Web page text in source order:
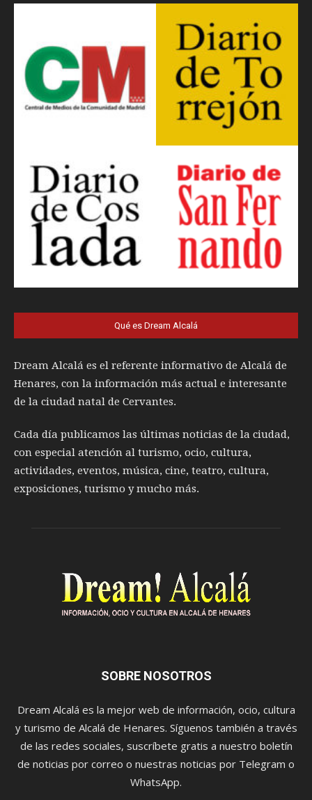
Qué es Dream Alcalá
Dream Alcalá es el referente informativo de Alcalá de
Henares, con la información más actual e interesante
de la ciudad natal de Cervantes.
Cada día publicamos las últimas noticias de la ciudad,
con especial atención al turismo, ocio, cultura,
actividades, eventos, música, cine, teatro, cultura,
exposiciones, turismo y mucho más.
SOBRE NOSOTROS
Dream Alcalá es la mejor web de información, ocio, cultura
y turismo de Alcalá de Henares. Síguenos también a través
de las redes sociales, suscríbete gratis a nuestro boletín
de noticias por correo o nuestras noticias por Telegram o
WhatsApp.